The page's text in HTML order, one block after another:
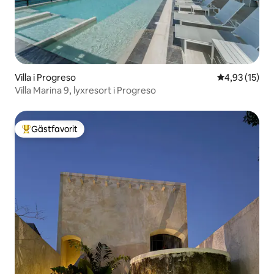
Villa i Progreso 4,93 av 5 i
4,93 (15)
Villa Marina 9, lyxresort i Progreso
Populär gästfavorit
Gästfavorit